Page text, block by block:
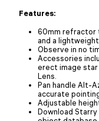
Features:
60mm refractor
and a
Observe in no
Accessories
erect image star
Lens.
Pan handle Alt-
accurate
Adjustable
Download